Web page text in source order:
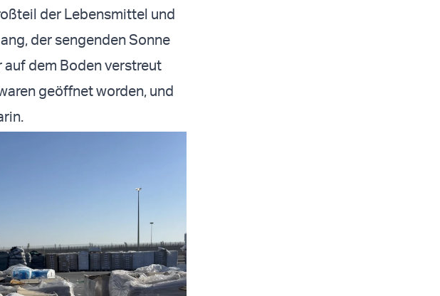
der Lebensmittel und
der sengenden Sonne
dem Boden verstreut
geöffnet worden, und